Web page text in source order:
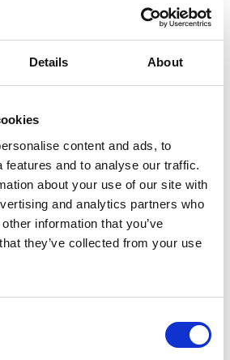
Details About
content and ads, to
features and to analyse our traffic.
about your use of our site with
and analytics partners who
information that you’ve
they’ve collected from your use
trevliga gårdsbutiken hittar du
InfoPoint
säteri är en certifierad
samt hämta broschyrer och
säteri och Gårdsbutik, i
Limmareds samhälle med
Hus går Ätradalsleden och
tar dig vidare mot Ulricehamn
eller ner mot